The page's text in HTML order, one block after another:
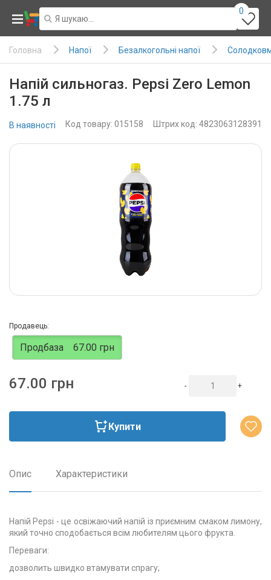
0
Головна Напої Безалкогольні напої
Напій сильногаз. Pepsi Zero Lemon
1.75 л
В наявності Код товару: 015158 Штрих код: 4823063128391
Продавець:
Продбаза 67.00 грн
67.00 грн - +
Купити
Опис Характеристики
Напій Pepsi - це освіжаючий напій із приємним смаком лимону,
який точно сподобається всім любителям цього фрукта.
Переваги:
дозволить швидко втамувати спрагу;